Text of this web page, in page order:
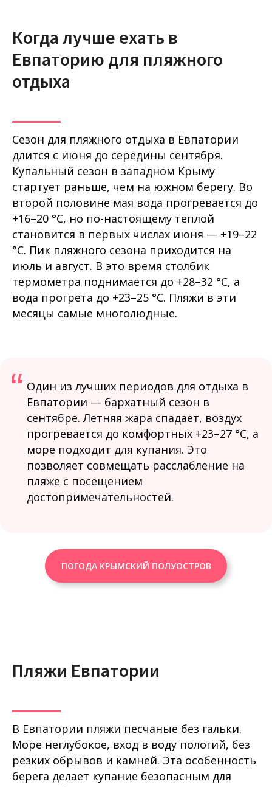
Когда лучше ехать в
Евпаторию для пляжного
отдыха
Сезон для пляжного отдыха в Евпатории
длится с июня до середины сентября.
Купальный сезон в западном Крыму
стартует раньше, чем на южном берегу. Во
второй половине мая вода прогревается до
+16–20 °C, но по-настоящему теплой
становится в первых числах июня — +19–22
°C. Пик пляжного сезона приходится на
июль и август. В это время столбик
термометра поднимается до +28–32 °C, а
вода прогрета до +23–25 °C. Пляжи в эти
месяцы самые многолюдные.
“ Один из лучших периодов для отдыха в
Евпатории — бархатный сезон в
сентябре. Летняя жара спадает, воздух
прогревается до комфортных +23–27 °C, а
море подходит для купания. Это
позволяет совмещать расслабление на
пляже с посещением
достопримечательностей.
ПОГОДА КРЫМСКИЙ ПОЛУОСТРОВ
Пляжи Евпатории
В Евпатории пляжи песчаные без гальки.
Море неглубокое, вход в воду пологий, без
резких обрывов и камней. Эта особенность
берега делает купание безопасным для